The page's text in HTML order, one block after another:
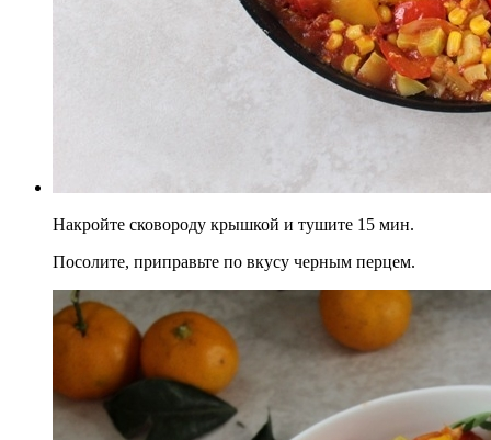
Накройте сковороду крышкой и тушите 15 мин.
Посолите, приправьте по вкусу черным перцем.